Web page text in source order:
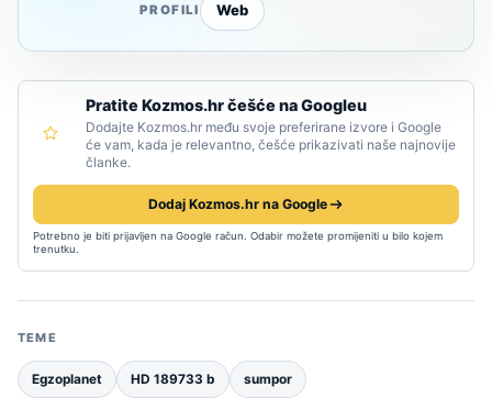
PROFILI Web
Pratite Kozmos.hr češće na Googleu
Dodajte Kozmos.hr među svoje preferirane izvore i Google
će vam, kada je relevantno, češće prikazivati naše najnovije
članke.
Dodaj Kozmos.hr na Google
Potrebno je biti prijavljen na Google račun. Odabir možete promijeniti u bilo kojem
trenutku.
TEME
Egzoplanet HD 189733 b sumpor